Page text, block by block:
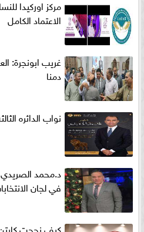
مركز اوركيدا
الاعتماد الكامل
غريب ابونجرة:
دمنا
نواب الدائره
د.محمد
في لجان